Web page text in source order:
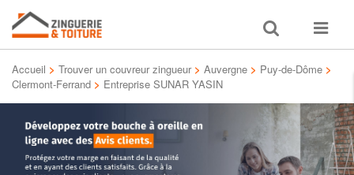
Toggle
search
Toggle
Accueil > Trouver un couvreur zingueur > Auvergne > Puy-de-Dôme >
Clermont-Ferrand > Entreprise SUNAR YASIN